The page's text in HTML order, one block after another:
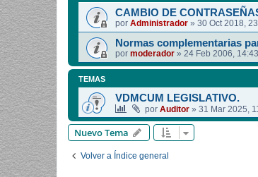
CAMBIO DE
por Administrador » 30 Oct 2018,
Normas complementarias
por moderador » 24 Feb 2006, 14:43
TEMAS
VDMCUM LEGISLATIVO.
por Auditor » 31 Mar 2025,
Nuevo Tema
Volver a Índice general